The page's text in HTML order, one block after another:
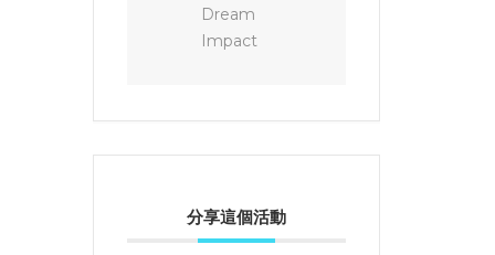
Dream
Impact
分享這個活動